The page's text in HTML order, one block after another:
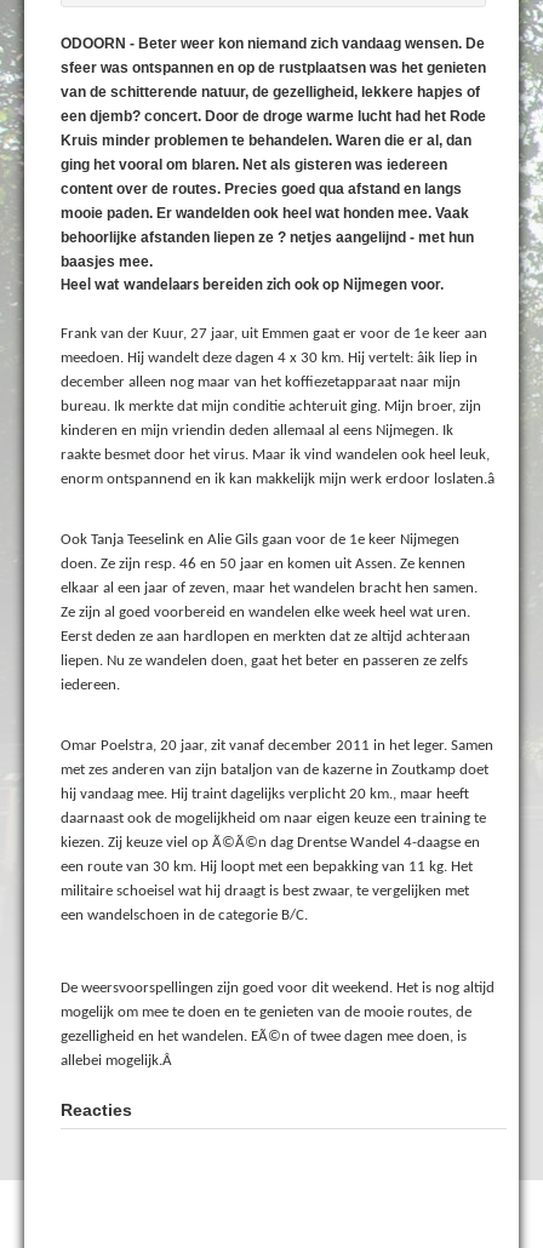
ODOORN - Beter weer kon niemand zich vandaag wensen. De
sfeer was ontspannen en op de rustplaatsen was het genieten
van de schitterende natuur, de gezelligheid, lekkere hapjes of
een djemb? concert. Door de droge warme lucht had het Rode
Kruis minder problemen te behandelen. Waren die er al, dan
ging het vooral om blaren. Net als gisteren was iedereen
content over de routes. Precies goed qua afstand en langs
mooie paden. Er wandelden ook heel wat honden mee. Vaak
behoorlijke afstanden liepen ze ? netjes aangelijnd - met hun
baasjes mee.
Heel wat wandelaars bereiden zich ook op Nijmegen voor.
Frank van der Kuur, 27 jaar, uit Emmen gaat er voor de 1e keer aan
meedoen. Hij wandelt deze dagen 4 x 30 km. Hij vertelt: âik liep in
december alleen nog maar van het koffiezetapparaat naar mijn
bureau. Ik merkte dat mijn conditie achteruit ging. Mijn broer, zijn
kinderen en mijn vriendin deden allemaal al eens Nijmegen. Ik
raakte besmet door het virus. Maar ik vind wandelen ook heel leuk,
enorm ontspannend en ik kan makkelijk mijn werk erdoor loslaten.â
Ook Tanja Teeselink en Alie Gils gaan voor de 1e keer Nijmegen
doen. Ze zijn resp. 46 en 50 jaar en komen uit Assen. Ze kennen
elkaar al een jaar of zeven, maar het wandelen bracht hen samen.
Ze zijn al goed voorbereid en wandelen elke week heel wat uren.
Eerst deden ze aan hardlopen en merkten dat ze altijd achteraan
liepen. Nu ze wandelen doen, gaat het beter en passeren ze zelfs
iedereen.
Omar Poelstra, 20 jaar, zit vanaf december 2011 in het leger. Samen
met zes anderen van zijn bataljon van de kazerne in Zoutkamp doet
hij vandaag mee. Hij traint dagelijks verplicht 20 km., maar heeft
daarnaast ook de mogelijkheid om naar eigen keuze een training te
kiezen. Zij keuze viel op Ã©Ã©n dag Drentse Wandel 4-daagse en
een route van 30 km. Hij loopt met een bepakking van 11 kg. Het
militaire schoeisel wat hij draagt is best zwaar, te vergelijken met
een wandelschoen in de categorie B/C.
De weersvoorspellingen zijn goed voor dit weekend. Het is nog altijd
mogelijk om mee te doen en te genieten van de mooie routes, de
gezelligheid en het wandelen. EÃ©n of twee dagen mee doen, is
allebei mogelijk.Â
Reacties